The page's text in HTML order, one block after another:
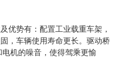
优势有：配置工业载重车架，
，车辆使用寿命更长。驱动桥
机的噪音，使得驾乘更愉